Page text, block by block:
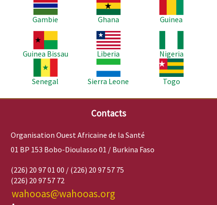
Gambie
Ghana
Guinea
Image
Guinea Bissau
Image
Liberia
Nigeria
Senegal
Image
Sierra Leone
Image
Togo
Contacts
Organisation Ouest Africaine de la Santé
01 BP 153 Bobo-Dioulasso 01 / Burkina Faso
(226) 20 97 01 00 / (226) 20 97 57 75
(226) 20 97 57 72
wahooas@wahooas.org